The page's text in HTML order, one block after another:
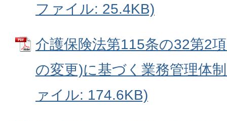
ファイル: 25.4KB)
介護保険法第115条の32第2
の変更)に基づく業務管理体
ァイル: 174.6KB)